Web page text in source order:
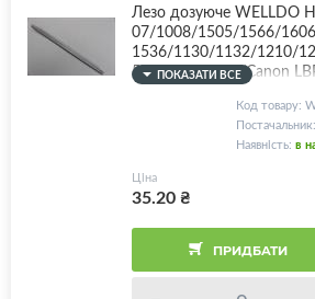
Лезо дозуюче WELLDO
07/1008/1505/1566/
1536/1130/1132/1210/
5/127/201/225/Canon
00/6200/MF4410/4430/
0/CB435A/436A/278A/
725/726/728/737, з
ПОКАЗАТИ ВСЕ
Код товару:
Наявність: в
Ціна
35.20₴
ПРИДБАТИ